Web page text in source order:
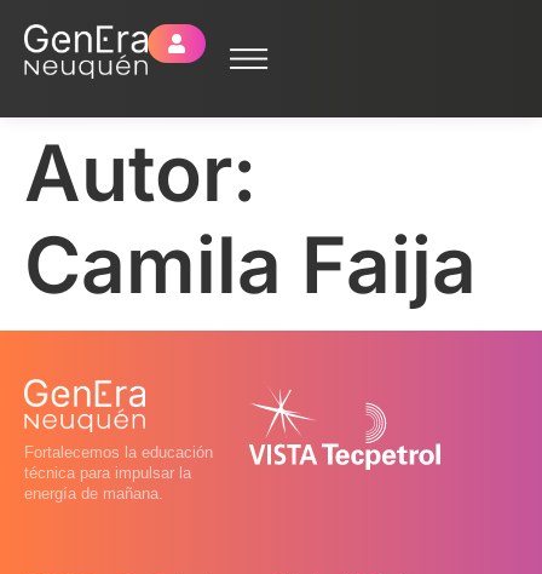
Autor:
Camila Faija
Fortalecemos la educación
técnica para impulsar la
energía de mañana.